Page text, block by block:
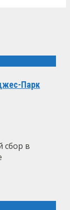
Парк
сбор в